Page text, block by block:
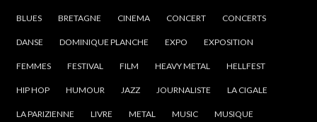
BLUES BRETAGNE CINEMA CONCERT CONCERTS
DANSE DOMINIQUE PLANCHE EXPO EXPOSITION
FEMMES FESTIVAL FILM HEAVY METAL HELLFEST
HIP HOP HUMOUR JAZZ JOURNALISTE LA CIGALE
LA PARIZIENNE LIVRE METAL MUSIC MUSIQUE